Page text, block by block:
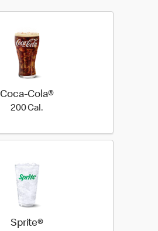
Coca-Cola®
200 Cal.200 Cal.
Sprite®